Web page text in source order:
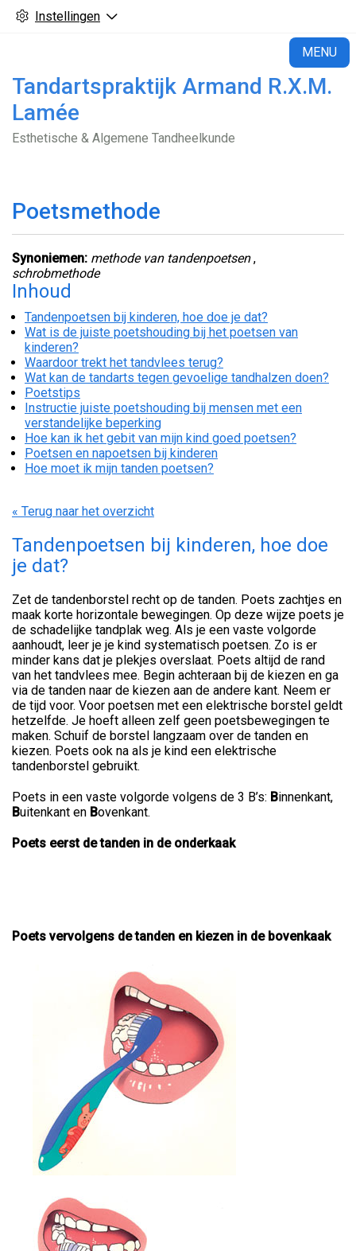
Instellingen
MENU
Tandartspraktijk Armand R.X.M.
Lamée
Esthetische & Algemene Tandheelkunde
Poetsmethode
Synoniemen: methode van tandenpoetsen,
schrobmethode
Inhoud
Tandenpoetsen bij kinderen, hoe doe je dat?
Wat is de juiste poetshouding bij het poetsen van
kinderen?
Waardoor trekt het tandvlees terug?
Wat kan de tandarts tegen gevoelige tandhalzen doen?
Poetstips
Instructie juiste poetshouding bij mensen met een
verstandelijke beperking
Hoe kan ik het gebit van mijn kind goed poetsen?
Poetsen en napoetsen bij kinderen
Hoe moet ik mijn tanden poetsen?
« Terug naar het overzicht
Tandenpoetsen bij kinderen, hoe doe
je dat?
Zet de tandenborstel recht op de tanden. Poets zachtjes en
maak korte horizontale bewegingen. Op deze wijze poets je
de schadelijke tandplak weg. Als je een vaste volgorde
aanhoudt, leer je je kind systematisch poetsen. Zo is er
minder kans dat je plekjes overslaat. Poets altijd de rand
van het tandvlees mee. Begin achteraan bij de kiezen en ga
via de tanden naar de kiezen aan de andere kant. Neem er
de tijd voor. Voor poetsen met een elektrische borstel geldt
hetzelfde. Je hoeft alleen zelf geen poetsbewegingen te
maken. Schuif de borstel langzaam over de tanden en
kiezen. Poets ook na als je kind een elektrische
tandenborstel gebruikt.
Poets in een vaste volgorde volgens de 3 B’s: Binnenkant,
Buitenkant en Bovenkant.
Poets eerst de tanden in de onderkaak
Poets vervolgens de tanden en kiezen in de bovenkaak